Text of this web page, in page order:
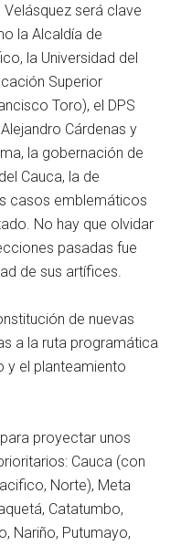
será clave
la Alcaldía de
la Universidad del
Superior
Toro), el DPS
Cárdenas y
la gobernación de
Cauca, la de
casos emblemáticos
No hay que olvidar
pasadas fue
de sus artífices.
de nuevas
a la ruta programática
y el planteamiento
proyectar unos
Cauca (con
Norte), Meta
Catatumbo,
Nariño, Putumayo,